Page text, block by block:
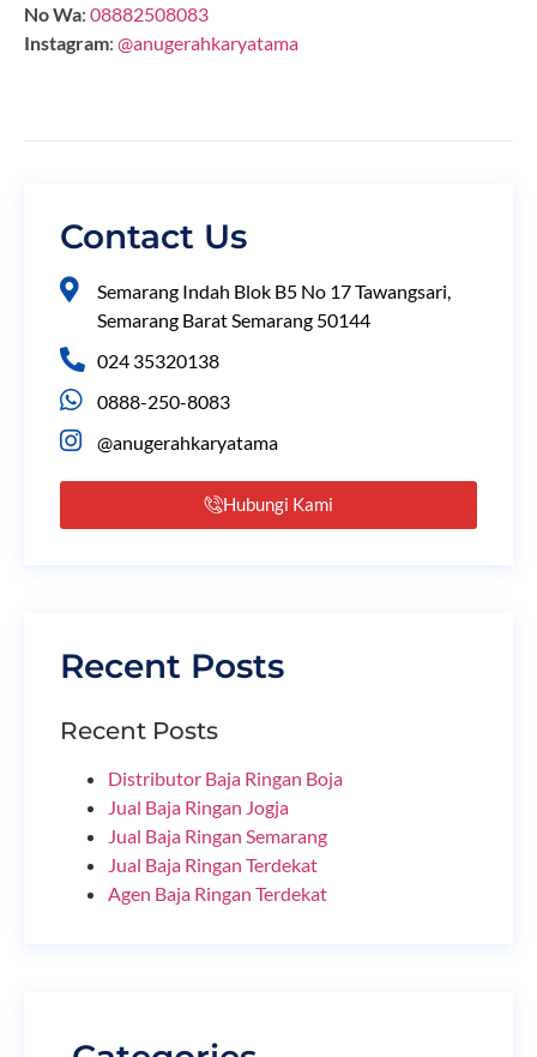
No Wa: 08882508083
Instagram: @anugerahkaryatama
Contact Us
Semarang Indah Blok B5 No 17 Tawangsari,
Semarang Barat Semarang 50144
024 35320138
0888-250-8083
@anugerahkaryatama
Hubungi Kami
Recent Posts
Recent Posts
Distributor Baja Ringan Boja
Jual Baja Ringan Jogja
Jual Baja Ringan Semarang
Jual Baja Ringan Terdekat
Agen Baja Ringan Terdekat